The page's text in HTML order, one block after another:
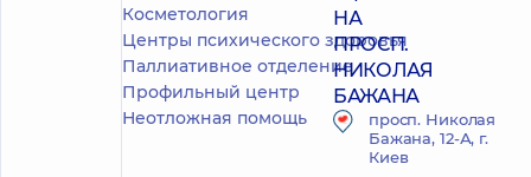
НА
ПРОСП.
НИКОЛАЯ
БАЖАНА
просп. Николая
Бажана, 12-А, г.
Киев
Косметология
Центры психического здоровья
Паллиативное отделение
Профильный центр
Неотложная помощь